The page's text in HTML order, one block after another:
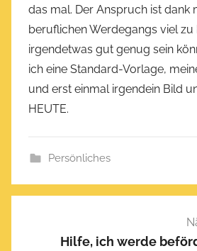
l
i
c
h
e
das mal. Der Anspruch ist dank
beruflichen Werdegangs viel zu
irgendetwas gut genug sein
ich eine Standard-Vorlage,
und erst einmal irgendein Bild
HEUTE.
Persönliches
Hilfe, ich werde